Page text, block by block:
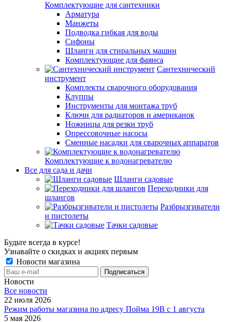
Комплектующие для сантехники
Арматура
Манжеты
Подводка гибкая для воды
Сифоны
Шланги для стиральных машин
Комплектующие для фаянса
Сантехнический
инструмент
Комплекты сварочного оборудования
Клуппы
Инструменты для монтажа труб
Ключи для радиаторов и американок
Ножницы для резки труб
Опрессовочные насосы
Сменные насадки для сварочных аппаратов
Комплектующие к водонагревателю
Все для сада и дачи
Шланги садовые
Переходники для
шлангов
Разбрызгиватели
и пистолеты
Тачки садовые
Будьте всегда в курсе!
Узнавайте о скидках и акциях первым
Новости магазина
Новости
Все новости
22 июля 2026
Режим работы магазина по адресу Пойма 19В с 1 августа
5 мая 2026